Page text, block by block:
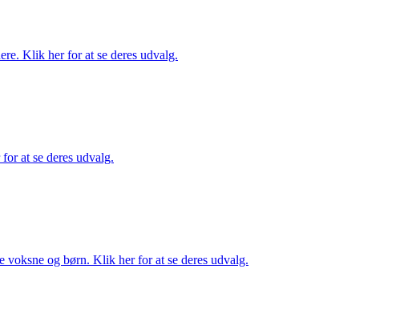
Klik her for at se deres udvalg.
at se deres udvalg.
voksne og børn. Klik her for at se deres udvalg.